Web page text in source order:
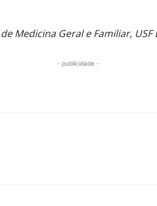
Medicina Geral e Familiar,
- publicidade -